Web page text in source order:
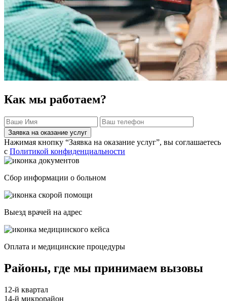
Как мы работаем?
Заявка на оказание услуг
Нажимая кнопку “Заявка на оказание услуг”, вы соглашаетесь
с Политикой конфиденциальности
Сбор информации о больном
Выезд врачей на адрес
Оплата и медицинские процедуры
Районы, где мы принимаем вызовы
12-й квартал
14-й микрорайон